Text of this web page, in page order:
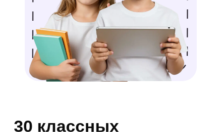
Стараясь сделать отдых абсолютно
безупречным, заботливые взрослые
часто совершают типичные промахи.
Тотальный контроль. Слишком
жесткое и плотное расписание
легкую скуку — это самый